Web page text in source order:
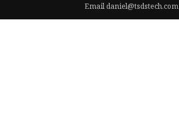
Emaildaniel@tsdstech.com